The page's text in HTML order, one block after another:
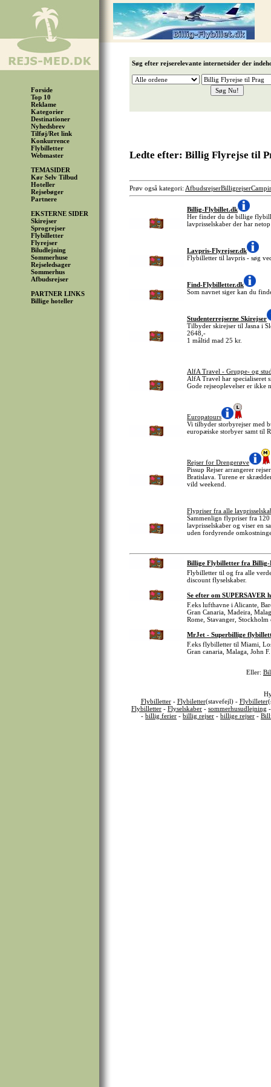
Forside
Top 10
Reklame
Kategorier
Destinationer
Nyhedsbrev
Tilføj/Ret link
Konkurrence
Flybilletter
Webmaster
TEMASIDER
Kør Selv Tilbud
Hoteller
Rejsebøger
Partnere
EKSTERNE SIDER
Skirejser
Sprogrejser
Flybilletter
Flyrejser
Biludlejning
Sommerhuse
Rejseledsager
Sommerhus
Afbudsrejser
PARTNER LINKS
Billige hoteller
Søg efter rejserelevante internetsider der
Ledte efter: Billig Flyrejse til
Prøv også kategori: AfbudsrejserBilligrejser
Billig-Flybillet.dk
Her finder du de billige
lavprisselskaber der har
Lavpris-Flyrejser.dk
Flybilletter til lavpris - søg
Find-Flybilletter.dk
Som navnet siger kan du
Studenterrejserne Skirejser
Tilbyder skirejser til Jasna i
2648,-
1 måltid mad 25 kr.
AlfA Travel - Gruppe- og
AlfA Travel har specialiseret
Gode rejseoplevelser er
Europatours
Vi tilbyder storbyrejser med
europæiske storbyer samt til
Rejser for Drengerøve
Pissup Rejser arrangerer
Bratislava. Turene er
vild weekend.
Flypriser fra alle
Sammenlign flypriser fra 120
lavprisselskaber og viser en
uden fordyrende
Billige Flybilletter fra
Flybilletter til og fra alle
discount flyselskaber.
Se efter om
F.eks lufthavne i Alicante,
Gran Canaria, Madeira,
Rome, Stavanger, Stockholm
MrJet - Superbillige
F.eks flybilletter til Miami,
Gran canaria, Malaga, John
Eller:
Flybilletter- Flybiletter(stavefejl) - Flybilleter
Flybilletter - Flyselskaber - sommerhusudlejning
- billig ferier - billig rejser - billige rejser -